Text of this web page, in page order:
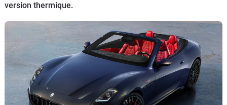
Moto
Marques
version thermique.